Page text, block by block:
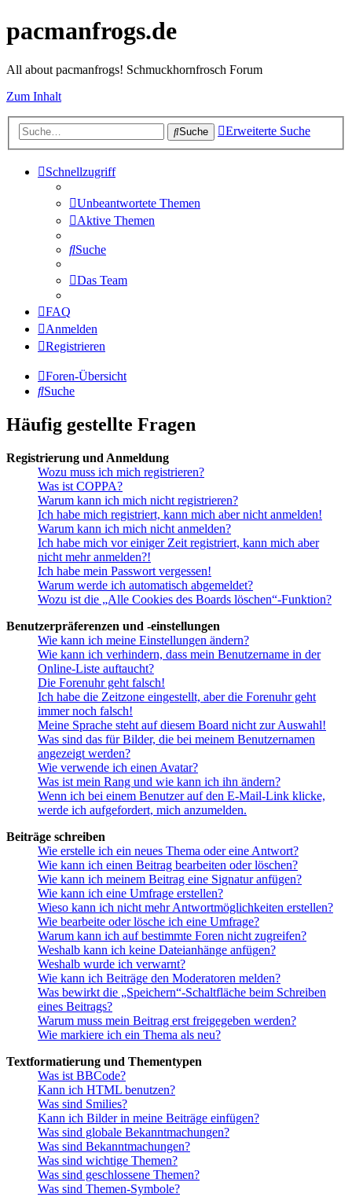
pacmanfrogs.de
All about pacmanfrogs! Schmuckhornfrosch Forum
Zum Inhalt
Suche Erweiterte Suche
Schnellzugriff
Unbeantwortete Themen
Aktive Themen
Suche
Das Team
FAQ
Anmelden
Registrieren
Foren-Übersicht
Suche
Häufig gestellte Fragen
Registrierung und Anmeldung
Wozu muss ich mich registrieren?
Was ist COPPA?
Warum kann ich mich nicht registrieren?
Ich habe mich registriert, kann mich aber nicht anmelden!
Warum kann ich mich nicht anmelden?
Ich habe mich vor einiger Zeit registriert, kann mich aber
nicht mehr anmelden?!
Ich habe mein Passwort vergessen!
Warum werde ich automatisch abgemeldet?
Wozu ist die „Alle Cookies des Boards löschen“-Funktion?
Benutzerpräferenzen und -einstellungen
Wie kann ich meine Einstellungen ändern?
Wie kann ich verhindern, dass mein Benutzername in der
Online-Liste auftaucht?
Die Forenuhr geht falsch!
Ich habe die Zeitzone eingestellt, aber die Forenuhr geht
immer noch falsch!
Meine Sprache steht auf diesem Board nicht zur Auswahl!
Was sind das für Bilder, die bei meinem Benutzernamen
angezeigt werden?
Wie verwende ich einen Avatar?
Was ist mein Rang und wie kann ich ihn ändern?
Wenn ich bei einem Benutzer auf den E-Mail-Link klicke,
werde ich aufgefordert, mich anzumelden.
Beiträge schreiben
Wie erstelle ich ein neues Thema oder eine Antwort?
Wie kann ich einen Beitrag bearbeiten oder löschen?
Wie kann ich meinem Beitrag eine Signatur anfügen?
Wie kann ich eine Umfrage erstellen?
Wieso kann ich nicht mehr Antwortmöglichkeiten erstellen?
Wie bearbeite oder lösche ich eine Umfrage?
Warum kann ich auf bestimmte Foren nicht zugreifen?
Weshalb kann ich keine Dateianhänge anfügen?
Weshalb wurde ich verwarnt?
Wie kann ich Beiträge den Moderatoren melden?
Was bewirkt die „Speichern“-Schaltfläche beim Schreiben
eines Beitrags?
Warum muss mein Beitrag erst freigegeben werden?
Wie markiere ich ein Thema als neu?
Textformatierung und Thementypen
Was ist BBCode?
Kann ich HTML benutzen?
Was sind Smilies?
Kann ich Bilder in meine Beiträge einfügen?
Was sind globale Bekanntmachungen?
Was sind Bekanntmachungen?
Was sind wichtige Themen?
Was sind geschlossene Themen?
Was sind Themen-Symbole?